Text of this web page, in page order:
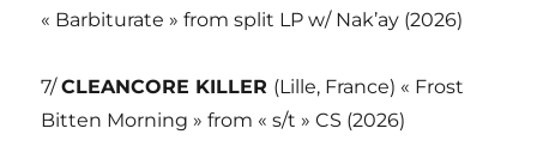
« Barbiturate » from split LP w/ Nak’ay (2026)
7/CLEANCORE KILLER (Lille, France) « Frost
Bitten Morning » from « s/t » CS (2026)